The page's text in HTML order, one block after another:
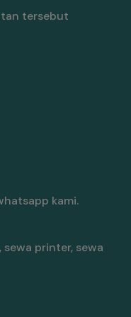
tersebut
kami.
printer, sewa